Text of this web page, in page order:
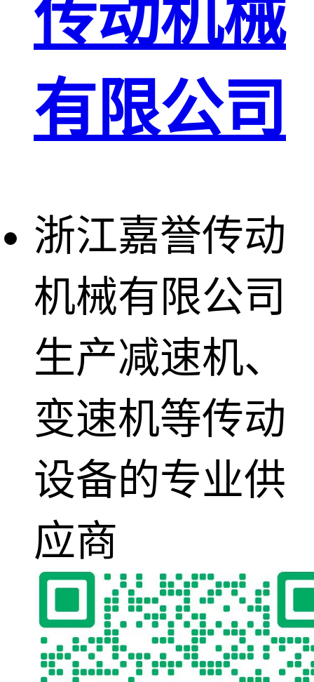
传动机械
有限公司
浙江嘉誉传动
机械有限公司
生产减速机、
变速机等传动
设备的专业供
应商